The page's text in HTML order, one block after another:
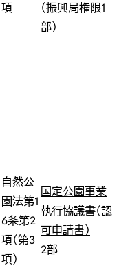
項
（振興局権限1
部）
自然公
園法第1
6条第2
項（第3
項）
国定公園事業
執行協議書（認
可申請書）
2部